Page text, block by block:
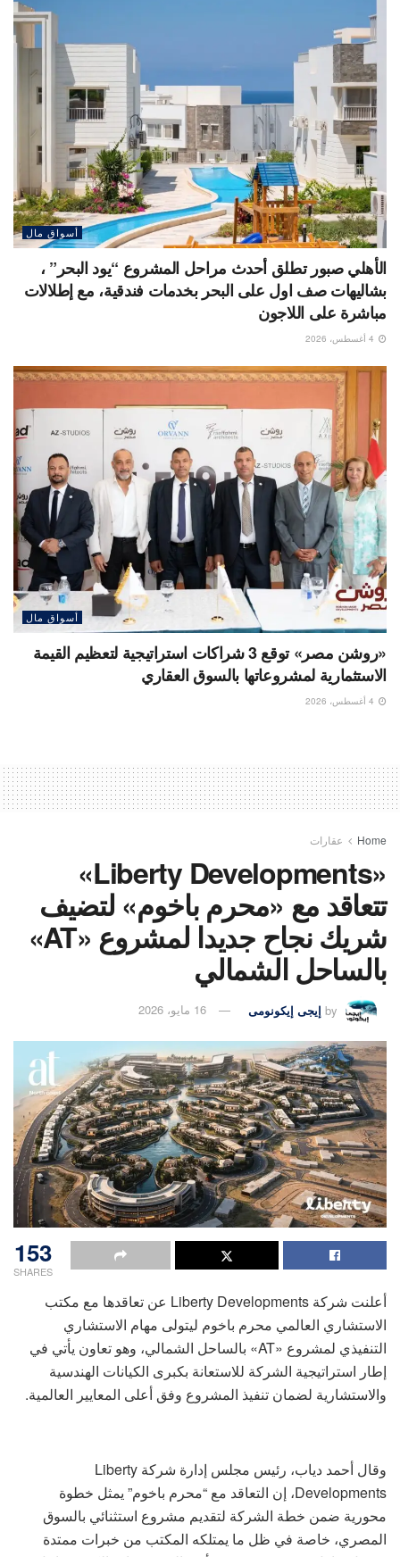
أسواق مال
الأهلي صبور تطلق أحدث مراحل المشروع “يود البحر” ،
بشاليهات صف اول على البحر بخدمات فندقية، مع إطلالات
مباشرة على اللاجون
أسواق مال
«روشن مصر» توقع 3 شراكات استراتيجية لتعظيم القيمة
الاستثمارية لمشروعاتها بالسوق العقاري
Home عقارات
«Liberty Developments»
تتعاقد مع «محرم باخوم» لتضيف
شريك نجاح جديدا لمشروع «AT»
بالساحل الشمالي
by إيجى إيكونومى 16 مايو، 2026
153
SHARES
أعلنت شركة Liberty Developments عن تعاقدها مع مكتب
الاستشاري العالمي محرم باخوم ليتولى مهام الاستشاري
التنفيذي لمشروع «AT» بالساحل الشمالي، وهو تعاون يأتي في
إطار استراتيجية الشركة للاستعانة بكبرى الكيانات الهندسية
والاستشارية لضمان تنفيذ المشروع وفق أعلى المعايير العالمية.
وقال أحمد دياب، رئيس مجلس إدارة شركة Liberty
Developments، إن التعاقد مع “محرم باخوم” يمثل خطوة
محورية ضمن خطة الشركة لتقديم مشروع استثنائي بالسوق
المصري، خاصة في ظل ما يمتلكه المكتب من خبرات ممتدة